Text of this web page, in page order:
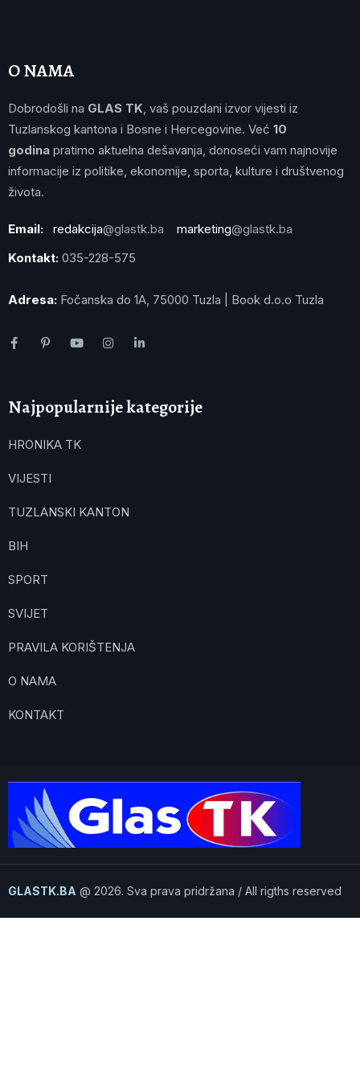
O NAMA
Dobrodošli na GLAS TK , vaš pouzdani izvor vijesti iz
Tuzlanskog kantona i Bosne i Hercegovine. Već 10
godina pratimo aktuelna dešavanja, donoseći vam najnovije
informacije iz politike, ekonomije, sporta, kulture i društvenog
života.
Email: redakcija@glastk.ba marketing@glastk.ba
Kontakt: 035-228-575
Adresa: Fočanska do 1A, 75000 Tuzla | Book d.o.o Tuzla
Najpopularnije kategorije
HRONIKA TK
VIJESTI
TUZLANSKI KANTON
BIH
SPORT
SVIJET
PRAVILA KORIŠTENJA
O NAMA
KONTAKT
GLASTK.BA @ 2026. Sva prava pridržana / All rigths reserved